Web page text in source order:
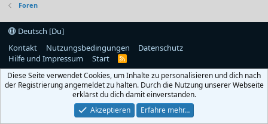
Foren
Deutsch [Du]
Kontakt
Nutzungsbedingungen
Datenschutz
Hilfe und Impressum
Start
R
S
Diese Seite verwendet Cookies, um Inhalte zu personalisieren und dich nach
der Registrierung angemeldet zu halten. Durch die Nutzung unserer Webseite
erklärst du dich damit einverstanden.
Akzeptieren
Erfahre mehr…